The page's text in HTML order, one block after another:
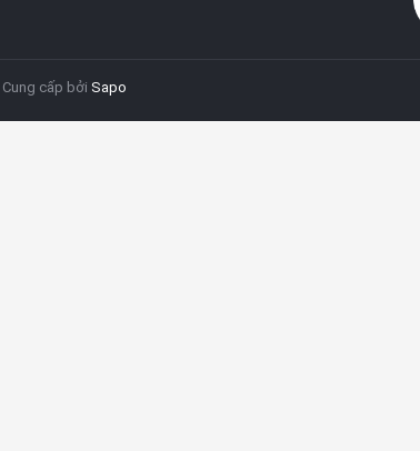
Cung cấp bởi Sapo